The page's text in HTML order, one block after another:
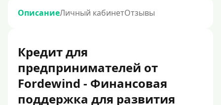
ОписаниеЛичный кабинетОтзывы
Кредит для
предпринимателей от
Fordewind - Финансовая
поддержка для развития